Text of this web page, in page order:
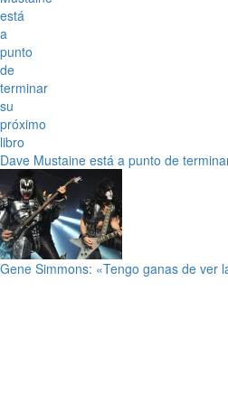
Dave Mustaine está a punto de
Gene Simmons: «Tengo ganas de ver